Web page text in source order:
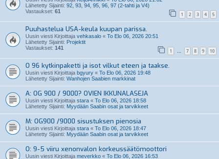
Lähetetty Sijainti: 92, 93, 94, 95, 96, 97 (2-tahti ja V4)
Vastaukset: 61 1 2 3 4 5
Puuhastelua USA-keula kuupan parissa.
Uusin viesti Kirjoittaja vehkasalo « To Elo 06, 2026 20:51
Lähetetty Sijainti: Projektit
Vastaukset: 141 1 … 7 8 9 10
O 96 kytkinpaketti ja isot vilkut eteen ja taakse.
Uusin viesti Kirjoittaja bgyury « To Elo 06, 2026 19:48
Lähetetty Sijainti: Wanhojen Saabien markkinat
A: OG 900 / 9000? OVIEN IKKUNALASEJA
Uusin viesti Kirjoittaja stara « To Elo 06, 2026 18:58
Lähetetty Sijainti: Myydään Saabin osat ja tarvikkeet
M: OG900 /9000 sisustuksen pienosia
Uusin viesti Kirjoittaja stara « To Elo 06, 2026 18:47
Lähetetty Sijainti: Myydään Saabin osat ja tarvikkeet
O: 9-5 viiru xenonvalon korkeussäätömoottori
Uusin viesti Kirjoittaja meverkko « To Elo 06, 2026 16:53